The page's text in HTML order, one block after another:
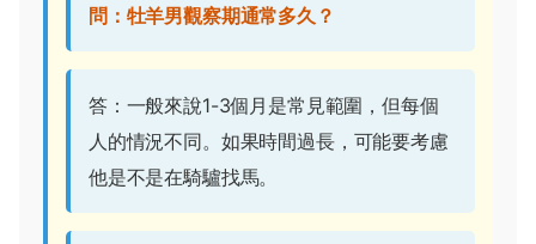
問：牡羊男觀察期通常多久？
答：一般來說1-3個月是常見範圍，但每個
人的情況不同。如果時間過長，可能要考慮
他是不是在騎驢找馬。